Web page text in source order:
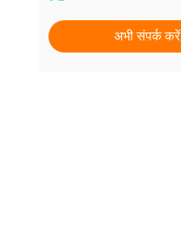
अभी संपर्क करें